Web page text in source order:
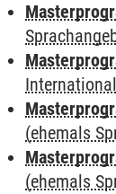
(ehemals
(ehemals